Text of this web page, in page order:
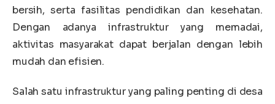
bersih, serta fasilitas pendidikan dan kesehatan.
Dengan adanya infrastruktur yang memadai,
aktivitas masyarakat dapat berjalan dengan lebih
mudah dan efisien.
Salah satu infrastruktur yang paling penting di desa